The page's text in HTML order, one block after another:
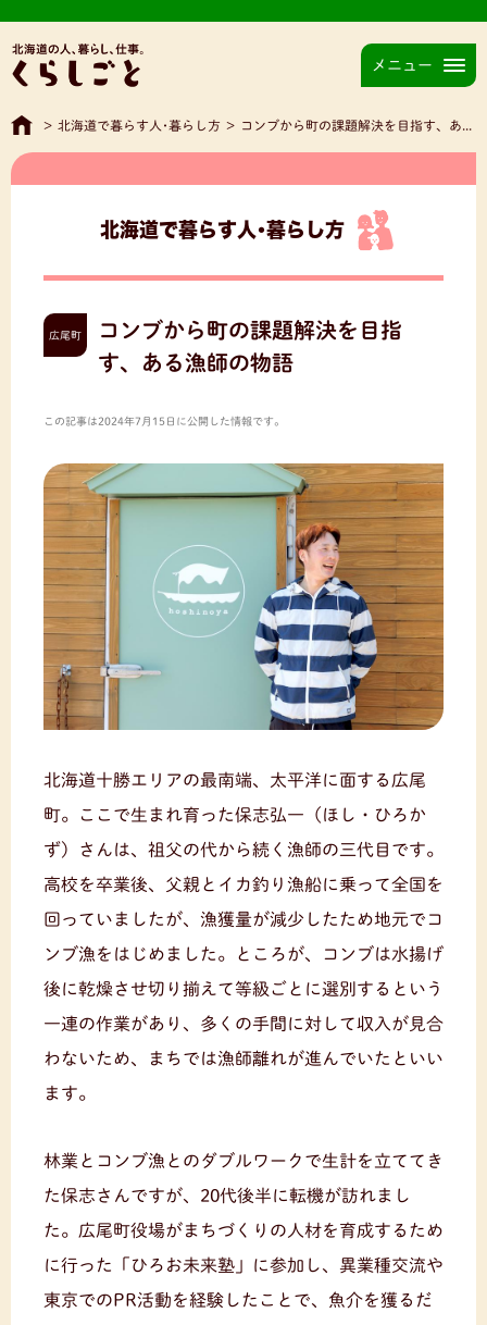
メニュー
> 北海道で暮らす人･暮らし方 > コンブから町の課題解決を目指す、ある漁師の物語
北海道で暮らす人･暮らし方
広尾町
コンブから町の課題解決を目指
す、ある漁師の物語
この記事は2024年7月15日に公開した情報です。
北海道十勝エリアの最南端、太平洋に面する広尾
町。ここで生まれ育った保志弘一（ほし・ひろか
ず）さんは、祖父の代から続く漁師の三代目です。
高校を卒業後、父親とイカ釣り漁船に乗って全国を
回っていましたが、漁獲量が減少したため地元でコ
ンブ漁をはじめました。ところが、コンブは水揚げ
後に乾燥させ切り揃えて等級ごとに選別するという
一連の作業があり、多くの手間に対して収入が見合
わないため、まちでは漁師離れが進んでいたといい
ます。
林業とコンブ漁とのダブルワークで生計を立ててき
た保志さんですが、20代後半に転機が訪れまし
た。広尾町役場がまちづくりの人材を育成するため
に行った「ひろお未来塾」に参加し、異業種交流や
東京でのPR活動を経験したことで、魚介を獲るだ